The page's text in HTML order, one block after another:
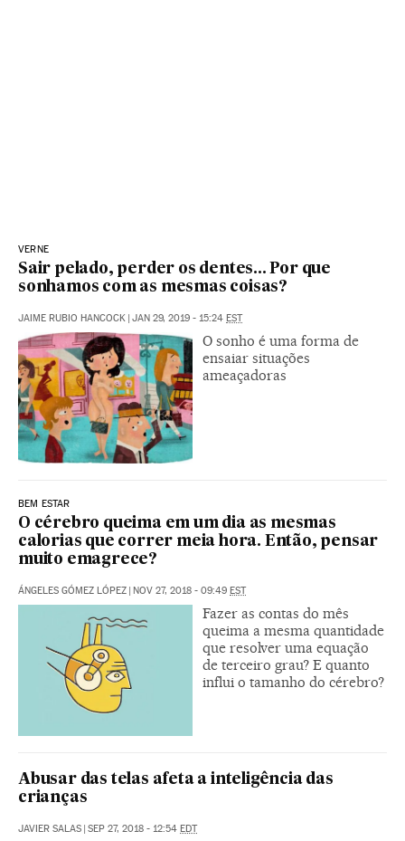
VERNE
Sair pelado, perder os dentes... Por que
sonhamos com as mesmas coisas?
JAIME RUBIO HANCOCK | JAN 29, 2019 - 15:24 EST
O sonho é uma forma de
ensaiar situações
ameaçadoras
BEM ESTAR
O cérebro queima em um dia as mesmas
calorias que correr meia hora. Então, pensar
muito emagrece?
ÁNGELES GÓMEZ LÓPEZ | NOV 27, 2018 - 09:49 EST
Fazer as contas do mês
queima a mesma quantidade
que resolver uma equação
de terceiro grau? E quanto
influi o tamanho do cérebro?
Abusar das telas afeta a inteligência das
crianças
JAVIER SALAS | SEP 27, 2018 - 12:54 EDT